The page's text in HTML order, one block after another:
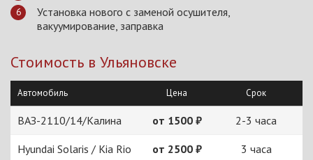
Установка нового с заменой осушителя,
вакуумирование, заправка
Стоимость в Ульяновске
Автомобиль Цена Срок
ВАЗ-2110/14/Калина от 1500 ₽ 2-3 часа
Hyundai Solaris / Kia Rio от 2500 ₽ 3 часа